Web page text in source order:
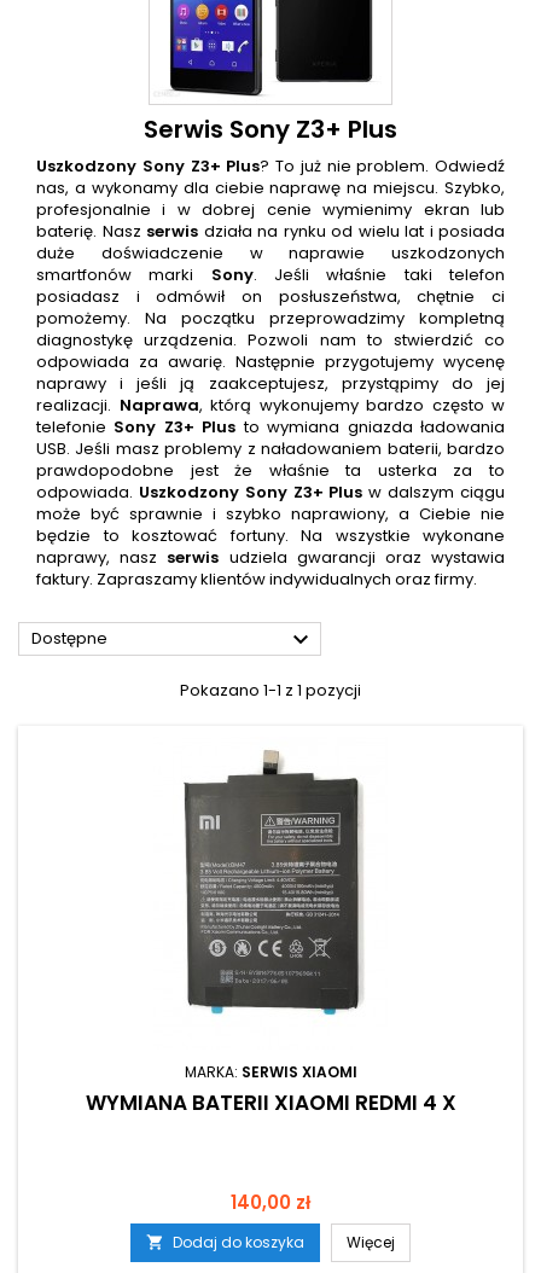
Serwis Sony Z3+ Plus
Uszkodzony Sony Z3+ Plus? To już nie problem. Odwiedź
nas, a wykonamy dla ciebie naprawę na miejscu. Szybko,
profesjonalnie i w dobrej cenie wymienimy ekran lub
baterię. Nasz serwis działa na rynku od wielu lat i posiada
duże doświadczenie w naprawie uszkodzonych
smartfonów marki Sony. Jeśli właśnie taki telefon
posiadasz i odmówił on posłuszeństwa, chętnie ci
pomożemy. Na początku przeprowadzimy kompletną
diagnostykę urządzenia. Pozwoli nam to stwierdzić co
odpowiada za awarię. Następnie przygotujemy wycenę
naprawy i jeśli ją zaakceptujesz, przystąpimy do jej
realizacji. Naprawa, którą wykonujemy bardzo często w
telefonie Sony Z3+ Plus to wymiana gniazda ładowania
USB. Jeśli masz problemy z naładowaniem baterii, bardzo
prawdopodobne jest że właśnie ta usterka za to
odpowiada. Uszkodzony Sony Z3+ Plus w dalszym ciągu
może być sprawnie i szybko naprawiony, a Ciebie nie
będzie to kosztować fortuny. Na wszystkie wykonane
naprawy, nasz serwis udziela gwarancji oraz wystawia
faktury. Zapraszamy klientów indywidualnych oraz firmy.
Dostępne 
Pokazano 1-1 z 1 pozycji
MARKA: SERWIS XIAOMI
WYMIANA BATERII XIAOMI REDMI 4 X
Cena
140,00 zł
 Dodaj do koszyka Więcej